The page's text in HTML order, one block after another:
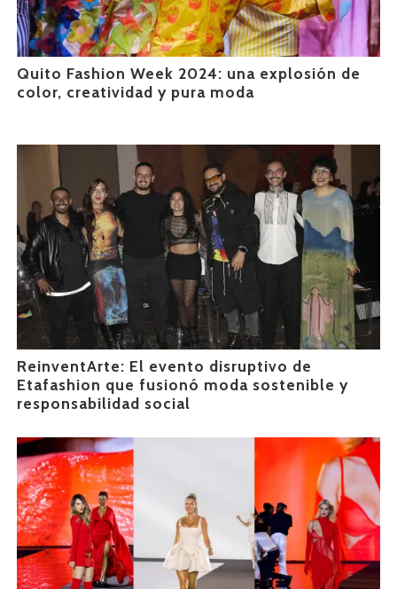
Quito Fashion Week 2024: una explosión de
color, creatividad y pura moda
ReinventArte: El evento disruptivo de
Etafashion que fusionó moda sostenible y
responsabilidad social